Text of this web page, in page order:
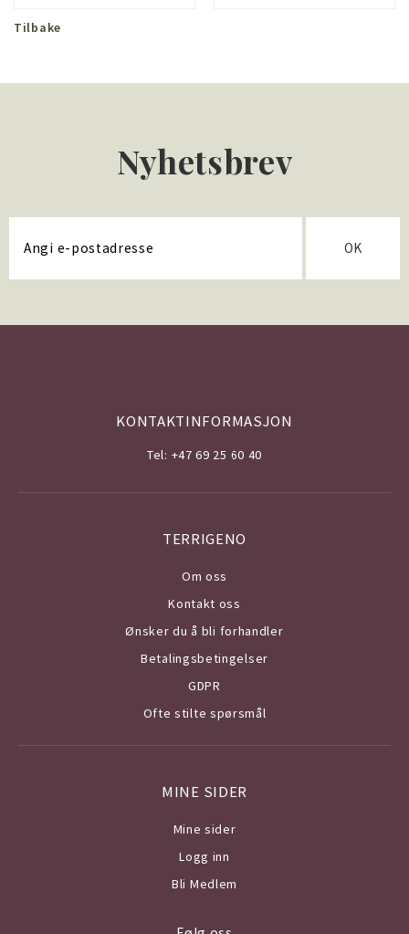
Tilbake
Nyhetsbrev
OK
KONTAKTINFORMASJON
Tel: +47 69 25 60 40
TERRIGENO
Om oss
Kontakt oss
Ønsker du å bli forhandler
Betalingsbetingelser
GDPR
Ofte stilte spørsmål
MINE SIDER
Mine sider
Logg inn
Bli Medlem